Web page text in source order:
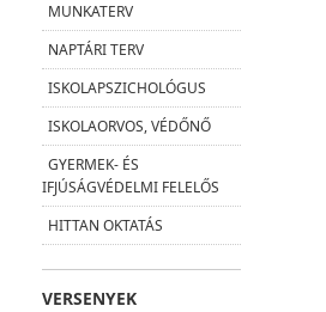
MUNKATERV
NAPTÁRI TERV
ISKOLAPSZICHOLÓGUS
ISKOLAORVOS, VÉDŐNŐ
GYERMEK- ÉS
IFJÚSÁGVÉDELMI FELELŐS
HITTAN OKTATÁS
VERSENYEK